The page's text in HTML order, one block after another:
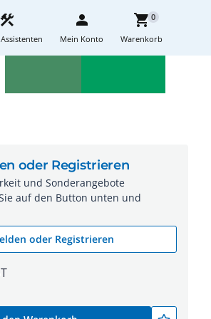
construction person
Mein Konto
shopping_cart0
Warenkorb
oder Registrieren
und Sonderangebote
auf den Button unten und
oder Registrieren